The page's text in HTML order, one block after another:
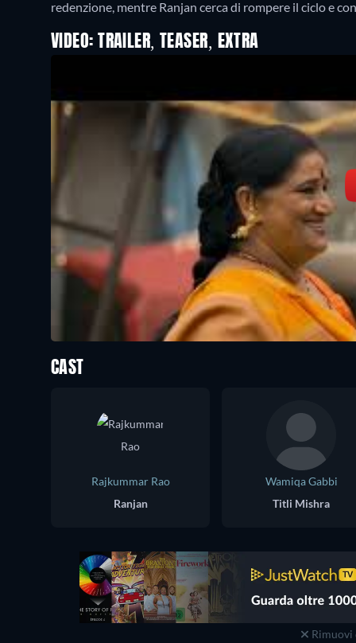
VIDEO: TRAILER, TEASER, EXTRA
CAST
Rajkummar Rao
Ranjan
Wamiqa Gabbi
Titli Mishra
Rimuovi